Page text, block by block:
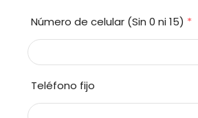
Número de celular (Sin 0 ni 15) *
Teléfono fijo